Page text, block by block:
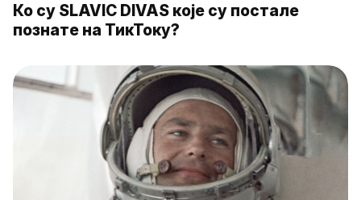
Ко су SLAVIC DIVAS које су постале
познате на ТикТоку?